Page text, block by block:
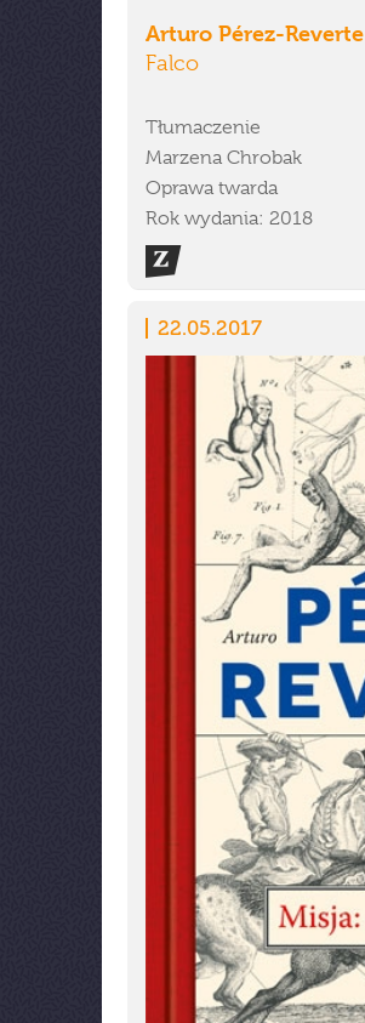
Arturo Pérez-Reverte
Falco
Tłumaczenie
Marzena Chrobak
Oprawa twarda
Rok wydania: 2018
22.05.2017